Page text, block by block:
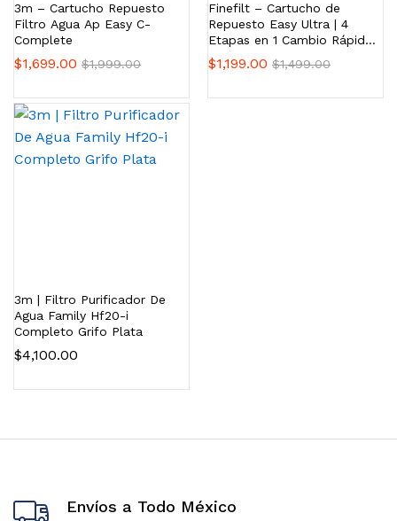
3m – Cartucho Repuesto
Filtro Agua Ap Easy C-
Complete
$1,699.00 $1,999.00
Finefilt – Cartucho de
Repuesto Easy Ultra | 4
Etapas en 1 Cambio Rápido
Ultrafiltración 0.01 Micras
$1,199.00 $1,499.00
3m | Filtro Purificador De
Agua Family Hf20-i
Completo Grifo Plata
$4,100.00
Envíos a Todo México